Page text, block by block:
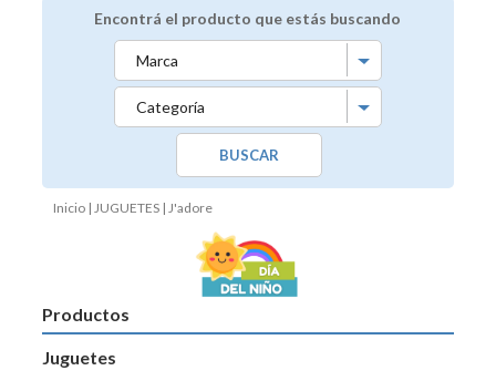
Encontrá el producto que estás buscando
BUSCAR
Inicio |JUGUETES | J'adore
Productos
Juguetes